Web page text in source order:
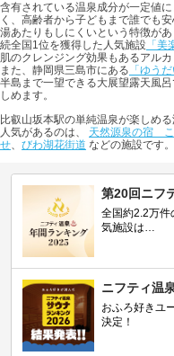
含有されている温泉成分が一定値
く、高齢者から子どもまで誰でも
湯あたりもしにくいという特徴が
続全国1位を獲得した人気施設 「
肌のクレンジング効果もあるアル
また、静岡県三島市にある 「ゆう
半島まで一望できる大展望露天風
しめます。
比叡山坂本駅の単純温泉が楽しめ
人気があるのは、 天然源泉の宿 こ
せ、 びわ湖花街道 などの施設です
第20回ニフ
全国約2.2万件
気施設は…
ニフティ温
おふろ好きユ
決定！